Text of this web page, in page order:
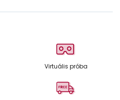
Virtuális próba